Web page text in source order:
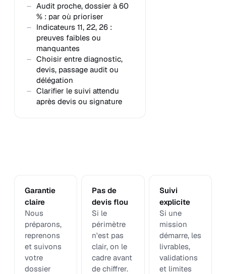
Audit proche, dossier à 60
% : par où prioriser
Indicateurs 11, 22, 26 :
preuves faibles ou
manquantes
Choisir entre diagnostic,
devis, passage audit ou
délégation
Clarifier le suivi attendu
après devis ou signature
Garantie
claire
Nous
préparons,
reprenons
et suivons
votre
dossier
Pas de
devis flou
Si le
périmètre
n'est pas
clair, on le
cadre avant
de chiffrer.
Suivi
explicite
Si une
mission
démarre, les
livrables,
validations
et limites